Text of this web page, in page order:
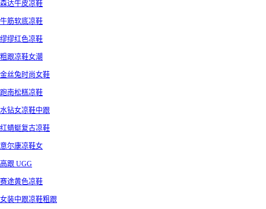
森达牛皮凉鞋
牛筋软底凉鞋
缪缪红色凉鞋
粗跟凉鞋女潮
金丝兔时尚女鞋
跑南松糕凉鞋
水钻女凉鞋中跟
红蜻蜓复古凉鞋
意尔康凉鞋女
高跟 UGG
赛途黄色凉鞋
女装中跟凉鞋粗跟